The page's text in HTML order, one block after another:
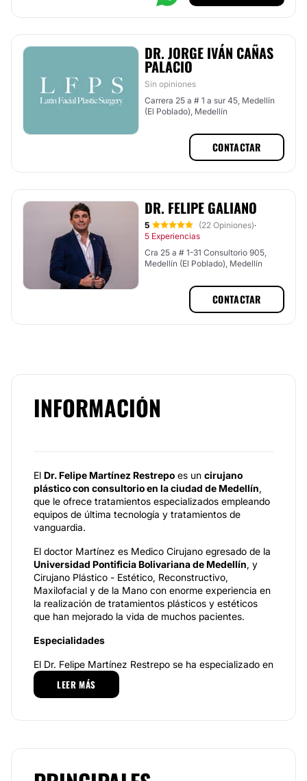
DR. JORGE IVÁN CAÑAS
PALACIO
Sin opiniones
Carrera 25 a # 1 a sur 45, Medellín
(El Poblado), Medellín
CONTACTAR
DR. FELIPE GALIANO
5 (22 Opiniones)·
5 Experiencias
Cra 25 a # 1-31 Consultorio 905,
Medellín (El Poblado), Medellín
CONTACTAR
INFORMACIÓN
El Dr. Felipe Martínez Restrepo es un cirujano
plástico con consultorio en la ciudad de Medellín,
que le ofrece tratamientos especializados empleando
equipos de última tecnología y tratamientos de
vanguardia.
El doctor Martínez es Medico Cirujano egresado de la
Universidad Pontificia Bolivariana de Medellín, y
Cirujano Plástico - Estético, Reconstructivo,
Maxilofacial y de la Mano con enorme experiencia en
la realización de tratamientos plásticos y estéticos
que han mejorado la vida de muchos pacientes.
Especialidades
El Dr. Felipe Martínez Restrepo se ha especializado en
las cirugías de zonas como:
mentón, además de las cirugías de reducción de
LEER MÁS